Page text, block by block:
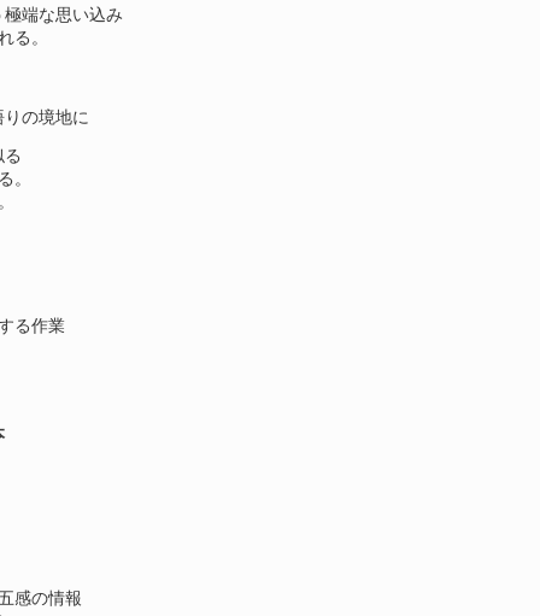
端な思い込み
る。
の境地に
。
る作業
感の情報